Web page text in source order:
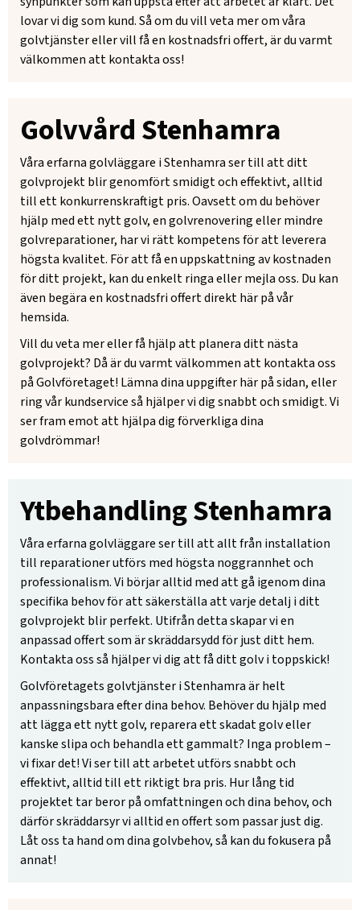
lovar vi dig som kund. Så om du vill veta mer om våra
golvtjänster eller vill få en kostnadsfri offert, är du varmt
välkommen att kontakta oss!
Golvvård Stenhamra
Våra erfarna golvläggare i Stenhamra ser till att ditt
golvprojekt blir genomfört smidigt och effektivt, alltid
till ett konkurrenskraftigt pris. Oavsett om du behöver
hjälp med ett nytt golv, en golvrenovering eller mindre
golvreparationer, har vi rätt kompetens för att leverera
högsta kvalitet. För att få en uppskattning av kostnaden
för ditt projekt, kan du enkelt ringa eller mejla oss. Du kan
även begära en kostnadsfri offert direkt här på vår
hemsida.
Vill du veta mer eller få hjälp att planera ditt nästa
golvprojekt? Då är du varmt välkommen att kontakta oss
på Golvföretaget! Lämna dina uppgifter här på sidan, eller
ring vår kundservice så hjälper vi dig snabbt och smidigt. Vi
ser fram emot att hjälpa dig förverkliga dina
golvdrömmar!
Ytbehandling Stenhamra
Våra erfarna golvläggare ser till att allt från installation
till reparationer utförs med högsta noggrannhet och
professionalism. Vi börjar alltid med att gå igenom dina
specifika behov för att säkerställa att varje detalj i ditt
golvprojekt blir perfekt. Utifrån detta skapar vi en
anpassad offert som är skräddarsydd för just ditt hem.
Kontakta oss så hjälper vi dig att få ditt golv i toppskick!
Golvföretagets golvtjänster i Stenhamra är helt
anpassningsbara efter dina behov. Behöver du hjälp med
att lägga ett nytt golv, reparera ett skadat golv eller
kanske slipa och behandla ett gammalt? Inga problem –
vi fixar det! Vi ser till att arbetet utförs snabbt och
effektivt, alltid till ett riktigt bra pris. Hur lång tid
projektet tar beror på omfattningen och dina behov, och
därför skräddarsyr vi alltid en offert som passar just dig.
Låt oss ta hand om dina golvbehov, så kan du fokusera på
annat!